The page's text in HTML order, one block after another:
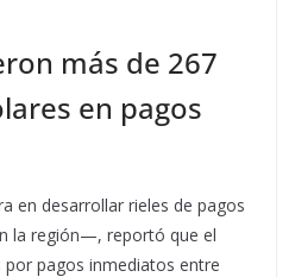
más de 267
en pagos
en desarrollar rieles de pagos
la región—, reportó que el
pagos inmediatos entre